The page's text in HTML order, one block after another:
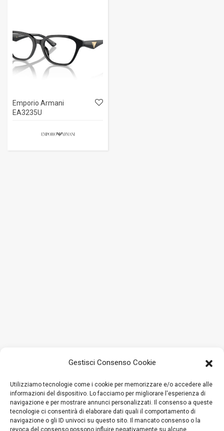
Gestisci Consenso Cookie
Utilizziamo tecnologie come i cookie per memorizzare e/o accedere alle
informazioni del dispositivo. Lo facciamo per migliorare l'esperienza di
navigazione e per mostrare annunci personalizzati. Il consenso a queste
tecnologie ci consentirà di elaborare dati quali il comportamento di
navigazione o gli ID univoci su questo sito. Il mancato consenso o la
revoca del consenso possono influire negativamente su alcune
Emporio Armani
EA3235U